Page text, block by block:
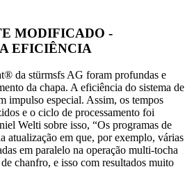
MODIFICADO -
EFICIÊNCIA
da stürmsfs AG foram profundas e
da chapa. A eficiência do sistema de
impulso especial. Assim, os tempos
e o ciclo de processamento foi
Welti sobre isso, “Os programas de
atualização em que, por exemplo, várias
em paralelo na operação multi-tocha
de chanfro, e isso com resultados muito